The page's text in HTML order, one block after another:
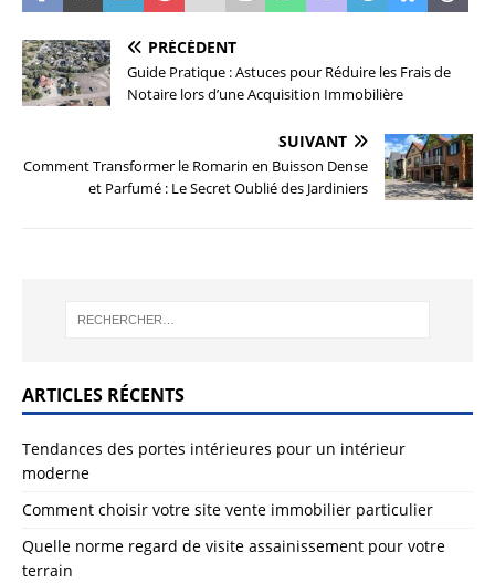
PRÉCÉDENT
Guide Pratique : Astuces pour Réduire les Frais de
Notaire lors d’une Acquisition Immobilière
SUIVANT
Comment Transformer le Romarin en Buisson Dense
et Parfumé : Le Secret Oublié des Jardiniers
ARTICLES RÉCENTS
Tendances des portes intérieures pour un intérieur
moderne
Comment choisir votre site vente immobilier particulier
Quelle norme regard de visite assainissement pour votre
terrain